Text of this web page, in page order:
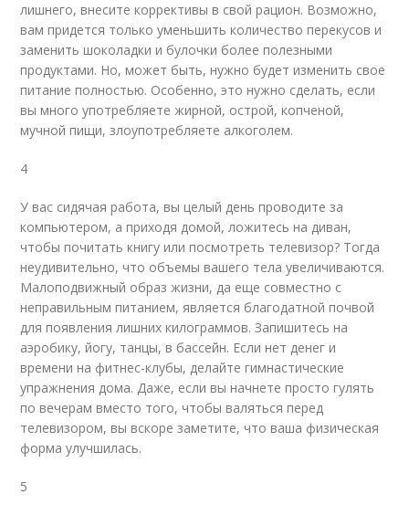
лишнего, внесите коррективы в свой рацион. Возможно,
вам придется только уменьшить количество перекусов и
заменить шоколадки и булочки более полезными
продуктами. Но, может быть, нужно будет изменить свое
питание полностью. Особенно, это нужно сделать, если
вы много употребляете жирной, острой, копченой,
мучной пищи, злоупотребляете алкоголем.
4
У вас сидячая работа, вы целый день проводите за
компьютером, а приходя домой, ложитесь на диван,
чтобы почитать книгу или посмотреть телевизор? Тогда
неудивительно, что объемы вашего тела увеличиваются.
Малоподвижный образ жизни, да еще совместно с
неправильным питанием, является благодатной почвой
для появления лишних килограммов. Запишитесь на
аэробику, йогу, танцы, в бассейн. Если нет денег и
времени на фитнес-клубы, делайте гимнастические
упражнения дома. Даже, если вы начнете просто гулять
по вечерам вместо того, чтобы валяться перед
телевизором, вы вскоре заметите, что ваша физическая
форма улучшилась.
5